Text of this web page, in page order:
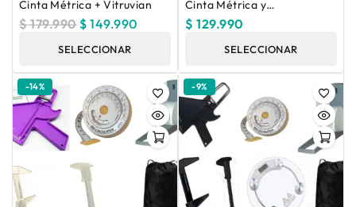
Cinta Métrica + Vitruvian
$179.990 $ 149.990
SELECCIONAR
OPCIONES
Cinta Métrica y
Antropómetro Huesos
$ 129.990
SELECCIONAR
OPCIONES
-14% -9%